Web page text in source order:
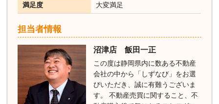
満足度 大変満足
担当者情報
沼津店 飯田一正
この度は静岡県内に数ある不動産
会社の中から「しずなび」をお選
びいただき、誠に有難うございま
す。 不動産売買に関すること、不